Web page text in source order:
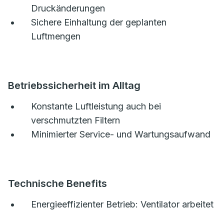
Druckänderungen
Sichere Einhaltung der geplanten
Luftmengen
Betriebssicherheit im Alltag
Konstante Luftleistung auch bei
verschmutzten Filtern
Minimierter Service- und Wartungsaufwand
Technische Benefits
Energieeffizienter Betrieb: Ventilator arbeitet